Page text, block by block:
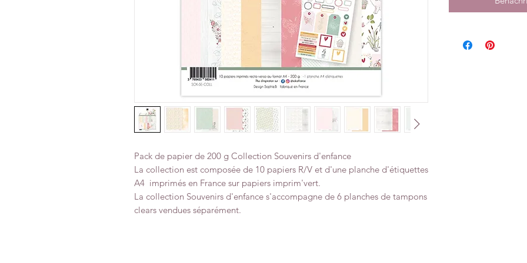
Pack de papier de 200 g Collection Souvenirs d'enfance
La collection est composée de 10 papiers R/V et d'une planche d'étiquettes
A4 imprimés en France sur papiers imprim'vert.
La collection Souvenirs d'enfance s'accompagne de 6 planches de tampons
clears vendues séparément.